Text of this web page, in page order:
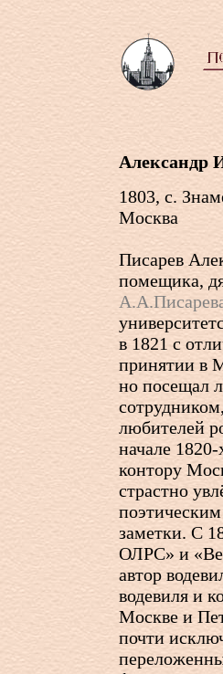
Александр
1803, с.
Москва
Писарев
помещика,
в 1821 с
принятии в
но посещал
любителей
начале 1820-
контору
страстно
заметки. С
ОЛРС» и
автор
водевиля и
Москве и
почти